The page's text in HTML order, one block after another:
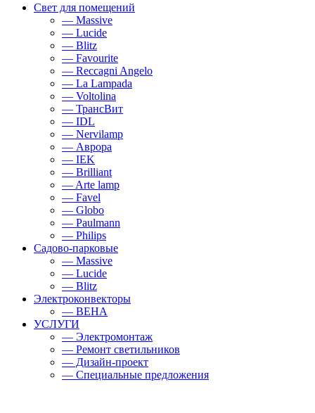
Свет для помещений
— Massive
— Lucide
— Blitz
— Favourite
— Reccagni Angelo
— La Lampada
— Voltolina
— ТрансВит
— IDL
— Nervilamp
— Аврора
— IEK
— Brilliant
— Arte lamp
— Favel
— Globo
— Paulmann
— Philips
Садово-парковые
— Massive
— Lucide
— Blitz
Электроконвекторы
— BEHA
УСЛУГИ
— Электромонтаж
— Ремонт светильников
— Дизайн-проект
— Специальные предложения